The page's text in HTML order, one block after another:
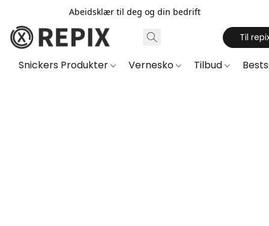
Abeidsklær til deg og din bedrift
Til
Snickers Produkter Vernesko Tilbud